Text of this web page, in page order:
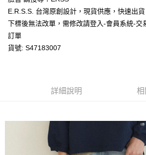
ATM／網路銀行／等多元方式進行付款，方視為交易
※ 請注意：結帳手續完成當下不需立刻繳費，但若
購買商品的店家。未經商家同意取消之訂單仍視為
後付繳納相關費用。
※ 交易是否成功請以「AFTEE先享後付 」之結帳頁
１．透過由恩沛科技股份有限公司提供之「AFTEE
https://aftee.tw/terms/#terms3
３．未成年的使用者請事先徵得法定代理人或監護
「AFTEE先享後付」，若未經同意申辦者引起之損
每筆NT$80，滿NT$1,200(含以上)免運費
付款後萊爾富取貨
每筆NT$80，滿NT$1,200(含以上)免運費
每筆NT$80，滿NT$1,200(含以上)免運費
E.R.S.S. 台灣原創設計，現貨供應，快速出貨
下標後無法改單，需修改請登入-會員系統-交
訂單
貨號: S47183007
詳細說明 相